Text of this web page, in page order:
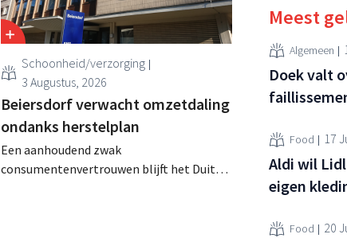
Schoonheid/verzorging
3 Augustus, 2026
Beiersdorf verwacht omzetdaling
ondanks herstelplan
Een aanhoudend zwak
consumentenvertrouwen blijft het Duitse
Meest
Algemeen
Doek valt
Food 17
Aldi wil
eigen
Food 20